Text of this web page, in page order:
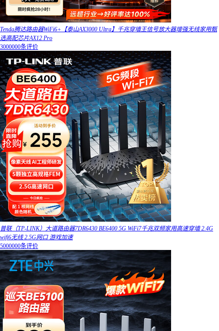
Tenda腾达路由器WiFi6+【泰山AX3000 Ultra】千兆穿墙王信号放大器增强无线家用甄
选高配芯片AX12 Pro
3000000条评价
普联（TP-LINK）大道路由器7DR6430 BE6400 5G WiFi7千兆双频家用高速穿墙 2.4G
wifi6无线 2.5G网口 游戏加速
5000000条评价